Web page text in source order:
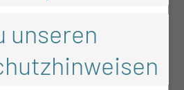
Sie für den
unseren